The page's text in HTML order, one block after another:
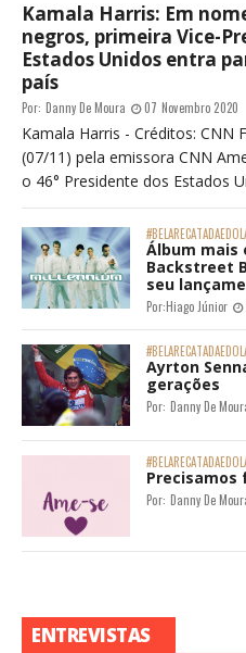
Kamala Harris: Em
negros, primeira Vice-
Estados Unidos entra
país
Por: Danny De Moura 07 Novembro 2020
Kamala Harris - Créditos: CNN
(07/11) pela emissora CNN
o 46° Presidente dos Estados
Álbum mais
Backstreet
seu
Por:Hiago Júnior
Ayrton
gerações
Por: Danny De
Precisamos
Por: Danny De
ENTREVISTAS